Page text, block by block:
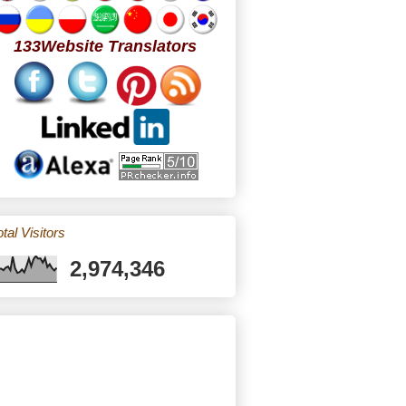
133Website Translators
Visitors
2,974,346